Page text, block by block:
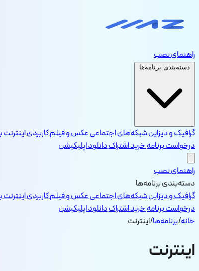
راهنمای نصب
دسته‌بندی برنامه‌ها
گرافیک و دیزاینشبکه‌های اجتماعیعکس و فیلمکاربردیاینترنت
درخواست برنامهخرید اشتراکدانلود اپلیکیشن
راهنمای نصب
دسته‌بندی برنامه‌ها
گرافیک و دیزاینشبکه‌های اجتماعیعکس و فیلمکاربردیاینترنت
درخواست برنامهخرید اشتراکدانلود اپلیکیشن
خانه/برنامه‌ها/اینترنت
اینترنت